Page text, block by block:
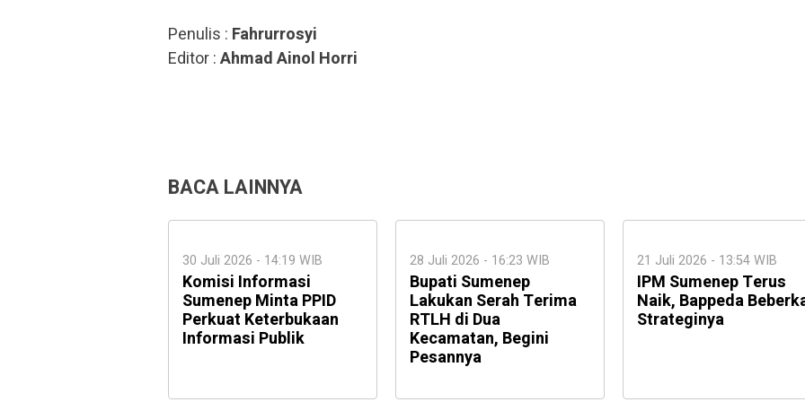
Penulis : Fahrurrosyi
Editor :Ahmad Ainol Horri
BACA LAINNYA
30 Juli 2026 - 14:19 WIB
Komisi Informasi
Sumenep Minta PPID
Perkuat Keterbukaan
Informasi Publik
28 Juli 2026 - 16:23 WIB
Bupati Sumenep
Lakukan Serah Terima
RTLH di Dua
Kecamatan, Begini
Pesannya
21 Juli 2026 - 13:54 WIB
IPM Sumenep Terus
Naik, Bappeda
Strateginya